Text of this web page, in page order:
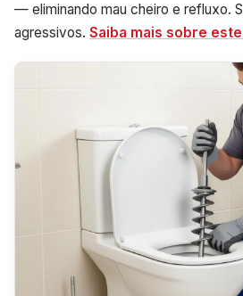
— eliminando mau cheiro e refluxo.
agressivos. Saiba mais sobre